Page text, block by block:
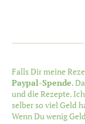
Falls Dir meine
Paypal-Spende.
und die Rezepte.
selber so viel Geld
Wenn Du wenig